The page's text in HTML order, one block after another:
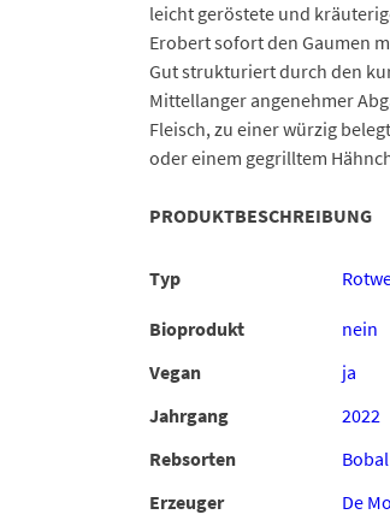
leicht geröstete und
Erobert sofort den Gaumen
Gut strukturiert durch den
Mittellanger angenehmer
Fleisch, zu einer würzig
oder einem gegrilltem
PRODUKTBESCHREIBUNG
Typ
Bioprodukt
nein
Vegan
ja
Jahrgang
2022
Rebsorten
Bobal
Erzeuger
De